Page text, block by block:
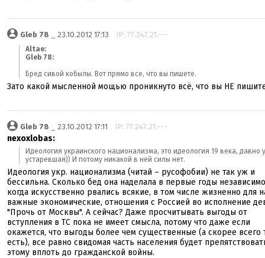
Gleb 78 _ 23.10.2012 17:13 IP: 77.247.21.---
Altae:
Gleb 78:
Бред сивой кобылы. Вот прямо все, что вы пишете.
Зато какой мысленной мощью проникнуто всё, что вы НЕ
Gleb 78 _ 23.10.2012 17:11 IP: 77.247.21.---
nexoxlobas:
Идеология украинского национализма, это идеология 19 века, давно
устаревшая)) И потому никакой в ней силы нет.
Идеология укр. национализма (читай – русофобии) не так уж и
бессильна. Сколько бед она наделала в первые годы
когда искусственно рвались всякие, в том числе жизненно для
важные экономические, отношения с Россией во исполнение
"Прочь от Москвы". А сейчас? Даже просчитывать выгоды от
вступления в ТС пока не имеет смысла, потому что даже если
окажется, что выгоды более чем существенные (а скорее всего
есть), все равно свидомая часть населения будет
этому вплоть до гражданской войны.